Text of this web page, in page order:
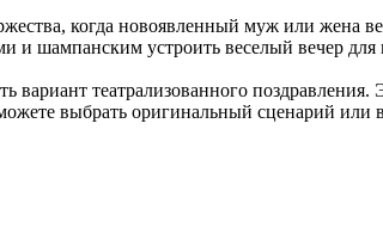
когда новоявленный муж или жена
шампанским устроить веселый вечер для
театрализованного
выбрать оригинальный сценарий или